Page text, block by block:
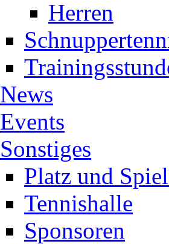
Herren
News
Events
Sonstiges
Platz und
Tennishalle
Sponsoren